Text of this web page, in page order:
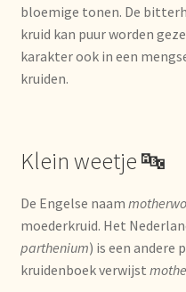
Paiement et réductions
Payment and discounts
Personal Branding
Personal Branding
Personal Branding
bloemige tonen. De
kruid kan puur worden
karakter ook in een
kruiden.
Klein weetje 🔤
De Engelse naam
moederkruid. Het
parthenium) is een andere
kruidenboek verwijst